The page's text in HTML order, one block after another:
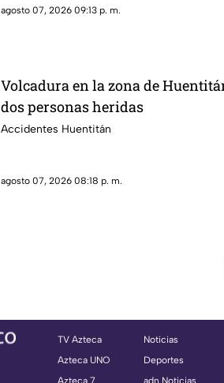
agosto 07, 2026 09:13 p. m.
Volcadura en la zona de
dos personas heridas
Accidentes Huentitán
agosto 07, 2026 08:18 p. m.
TV Azteca
Azteca UNO
Azteca 7
Noticias
Deportes
adn Noticias